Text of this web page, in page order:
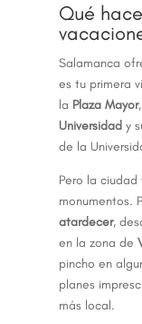
Qué
Salamanca
es tu primera
la Plaza Mayor
Universidad y
de la
Pero la
monumentos.
atardecer,
en la zona de
pincho en
planes
más local.